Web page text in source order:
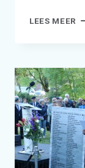
LEES MEER